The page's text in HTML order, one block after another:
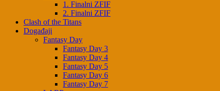
1. Finalni ZFIF
2. Finalni ZFIF
Clash of the Titans
Događaji
Fantasy Day
Fantasy Day 3
Fantasy Day 4
Fantasy Day 5
Fantasy Day 6
Fantasy Day 7